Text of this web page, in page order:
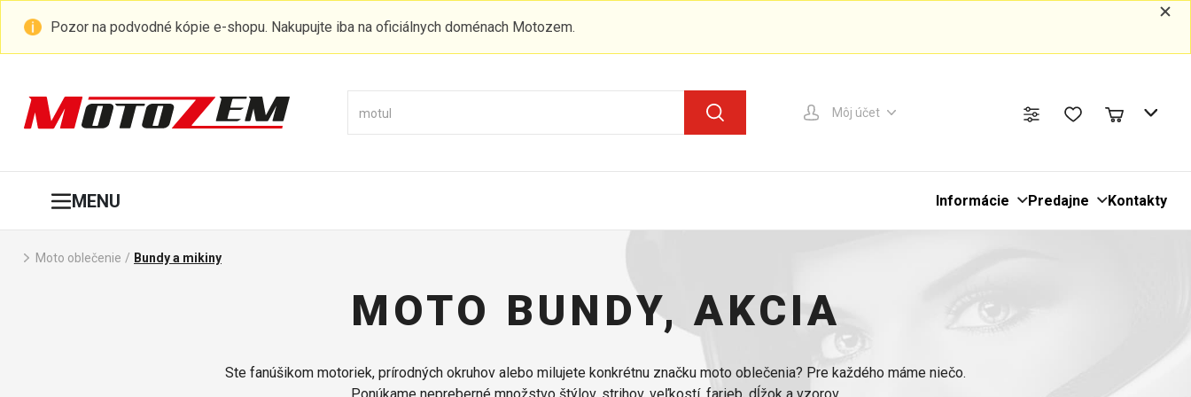
Pozor na podvodné kópie e-shopu. Nakupujte iba na oficiálnych doménach Motozem.
Môj účet
MENU Informácie Predajne Kontakty
Moto oblečenie / Bundy a mikiny
MOTO BUNDY, AKCIA
Ste fanúšikom motoriek, prírodných okruhov alebo milujete konkrétnu značku moto oblečenia? Pre každého máme niečo.